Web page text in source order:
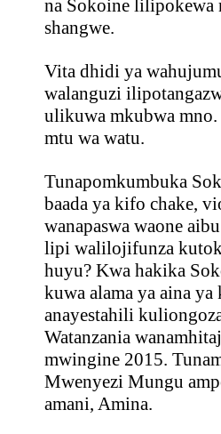
na Sokoine lilipokewa
shangwe.
Vita dhidi ya
walanguzi
ulikuwa mkubwa
mtu wa watu.
Tunapomkumbuka
baada ya kifo chake,
wanapaswa waone
lipi walilojifunza
huyu? Kwa hakika
kuwa alama ya aina
anayestahili
Watanzania
mwingine 2015.
Mwenyezi Mungu
amani, Amina.